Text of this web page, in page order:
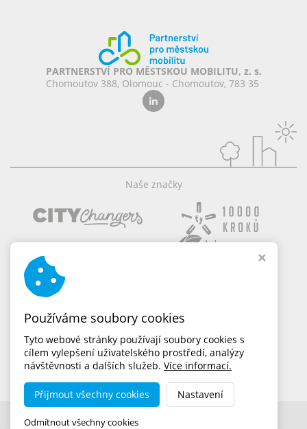
PARTNERSTVÍ PRO MĚSTSKOU MOBILITU, z. s.
Chomoutov 388, Olomouc - Chomoutov, 783 35
Naše značky
Copyright © 2026,
Používáme soubory cookies
Tyto webové stránky používají soubory cookies s
cílem vylepšení uživatelského prostředí, analýzy
návštěvnosti a dalších služeb. Více informací.
Přijmout všechny cookies Nastavení
Odmítnout všechny cookies